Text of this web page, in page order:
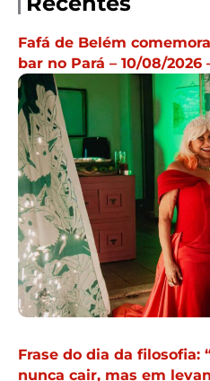
Fafá de Belém
bar no Pará – 10/08/2026
Frase do dia da filosofia:
nunca cair, mas em